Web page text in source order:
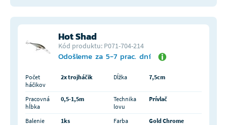
Hot Shad
Kód produktu: P071-704-214
Odošleme za 5-7 prac. dní
Počet
háčikov
2x trojháčik Dĺžka 7,5cm
Pracovná
hĺbka
0,5-1,5m
Technika
lovu
Prívlač
Balenie 1ks Farba
Gold Chrome